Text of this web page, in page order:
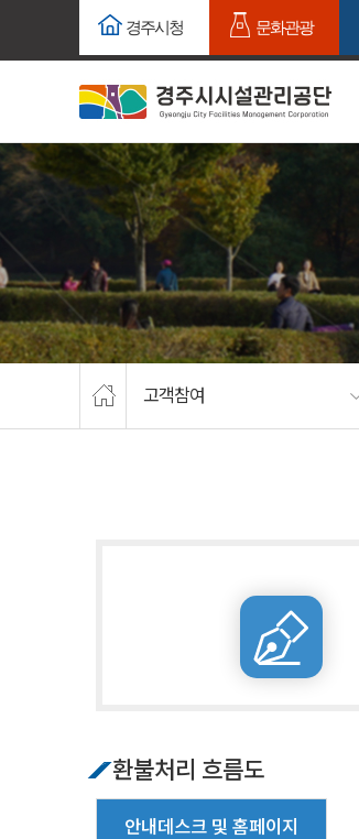
주요메뉴로 건너뛰기
경주시청 문화관광
고객참여
환불처리 흐름도
안내데스크 및 홈페이지